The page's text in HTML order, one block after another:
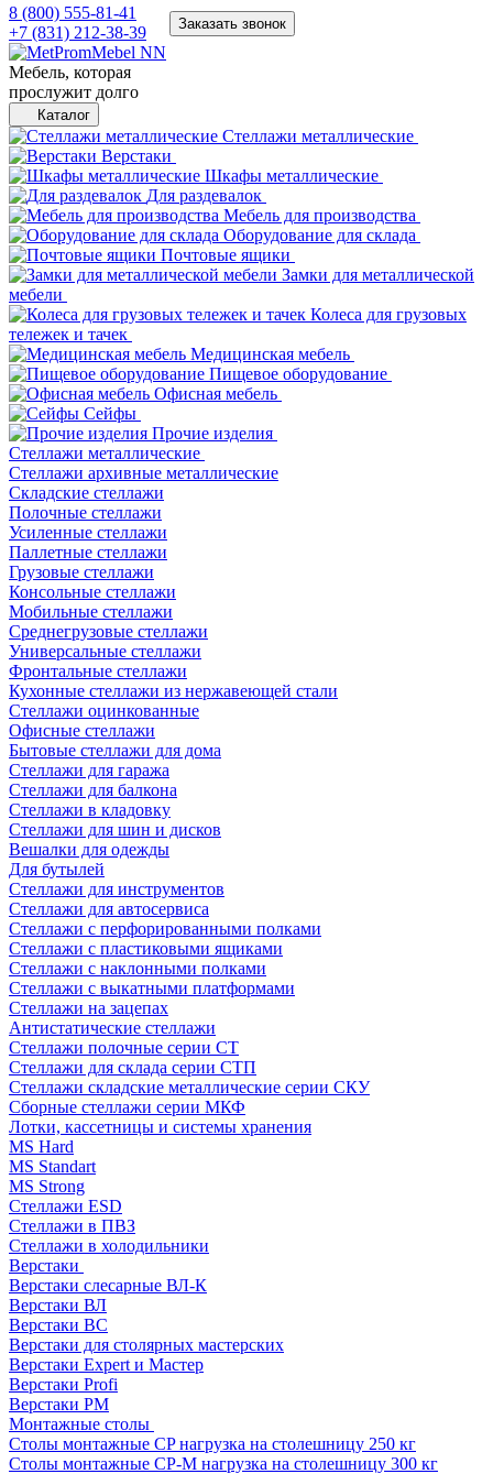
8 (800) 555-81-41
+7 (831) 212-38-39
Заказать звонок
Мебель, которая
прослужит долго
Каталог
Стеллажи металлические
Верстаки
Шкафы металлические
Для раздевалок
Мебель для производства
Оборудование для склада
Почтовые ящики
Замки для металлической
мебели
Колеса для грузовых
тележек и тачек
Медицинская мебель
Пищевое оборудование
Офисная мебель
Сейфы
Прочие изделия
Стеллажи металлические
Cтеллажи архивные металлические
Складские стеллажи
Полочные стеллажи
Усиленные стеллажи
Паллетные стеллажи
Грузовые стеллажи
Консольные стеллажи
Мобильные стеллажи
Среднегрузовые стеллажи
Универсальные стеллажи
Фронтальные стеллажи
Кухонные стеллажи из нержавеющей стали
Стеллажи оцинкованные
Офисные стеллажи
Бытовые стеллажи для дома
Стеллажи для гаража
Стеллажи для балкона
Стеллажи в кладовку
Стеллажи для шин и дисков
Вешалки для одежды
Для бутылей
Стеллажи для инструментов
Стеллажи для автосервиса
Стеллажи с перфорированными полками
Стеллажи с пластиковыми ящиками
Стеллажи с наклонными полками
Стеллажи с выкатными платформами
Стеллажи на зацепах
Антистатические стеллажи
Стеллажи полочные серии СТ
Стеллажи для склада серии СТП
Стеллажи складские металлические серии СКУ
Сборные стеллажи серии МКФ
Лотки, кассетницы и системы хранения
MS Hard
MS Standart
MS Strong
Стеллажи ESD
Стеллажи в ПВЗ
Стеллажи в холодильники
Верстаки
Верстаки слесарные ВЛ-К
Верстаки ВЛ
Верстаки ВС
Верстаки для столярных мастерских
Верстаки Expert и Мастер
Верстаки Profi
Верстаки РМ
Монтажные столы
Столы монтажные СP нагрузка на столешницу 250 кг
Столы монтажные СР-М нагрузка на столешницу 300 кг